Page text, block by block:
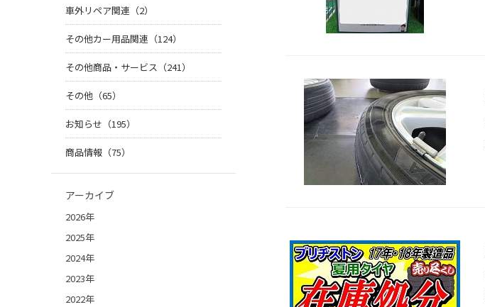
車外リペア関連（2）
その他カー用品関連（124）
その他商品・サービス（241）
その他（65）
お知らせ（195）
商品情報（75）
アーカイブ
2026年
2025年
2024年
2023年
2022年